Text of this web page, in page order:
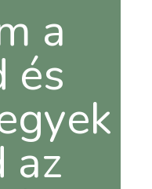
a
és
az